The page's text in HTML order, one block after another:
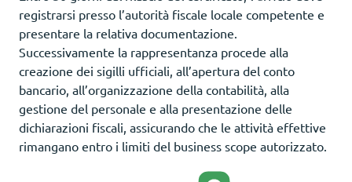
registrarsi presso l’autorità fiscale locale competente e
presentare la relativa documentazione.
Successivamente la rappresentanza procede alla
creazione dei sigilli ufficiali, all’apertura del conto
bancario, all’organizzazione della contabilità, alla
gestione del personale e alla presentazione delle
dichiarazioni fiscali, assicurando che le attività effettive
rimangano entro i limiti del business scope autorizzato.